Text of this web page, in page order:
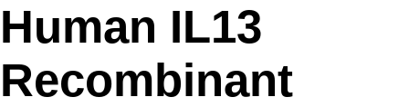
Human IL13
Recombinant